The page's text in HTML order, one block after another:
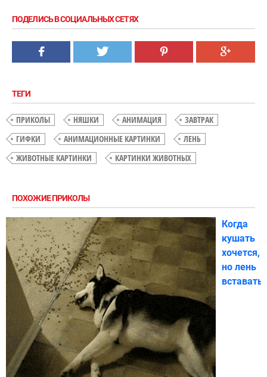
ПОДЕЛИСЬ В СОЦИАЛЬНЫХ СЕТЯХ
ТЕГИ
ПРИКОЛЫ НЯШКИ АНИМАЦИЯ
ЗАВТРАК
ГИФКИ
АНИМАЦИОННЫЕ КАРТИНКИ
ЛЕНЬ
ЖИВОТНЫЕ КАРТИНКИ
КАРТИНКИ ЖИВОТНЫХ
ПОХОЖИЕ ПРИКОЛЫ
Когда
кушать
хочется,
но лень
вставать